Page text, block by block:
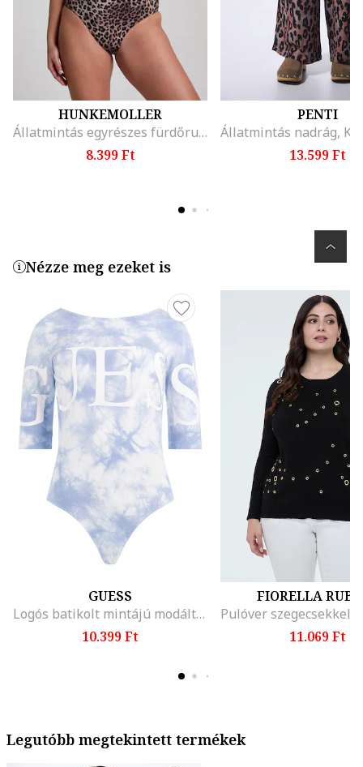
HUNKEMOLLER
Állatmintás egyrészes fürdőruha, Barna
8.399 Ft
PENTI
13.599 Ft
Nézze meg ezeket is
GUESS
Logós batikolt mintájú modáltartalmú body
10.399 Ft
FIORELLA
11.069 Ft
Legutóbb megtekintett termékek